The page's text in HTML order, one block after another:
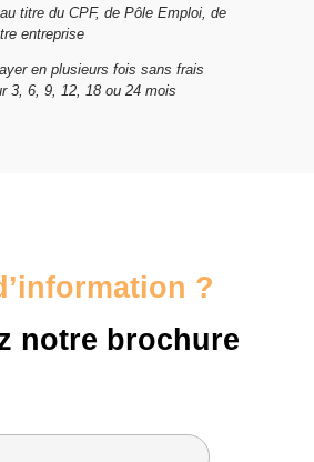
titre du CPF, de Pôle Emploi, de
entreprise
en plusieurs fois sans frais
3, 6, 9, 12, 18 ou 24 mois
?
notre brochure